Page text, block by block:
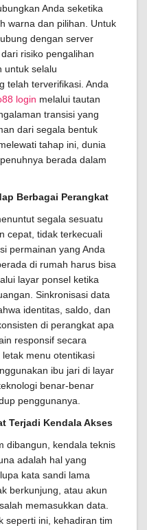
Anda seketika
warna dan pilihan. Untuk
dengan server
risiko pengalihan
untuk selalu
telah terverifikasi. Anda
login melalui tautan
transisi yang
dari segala bentuk
tahap ini, dunia
berada dalam
Berbagai Perangkat
segala sesuatu
cepat, tidak terkecuali
permainan yang Anda
di rumah harus bisa
layar ponsel ketika
Sinkronisasi data
identitas, saldo, dan
di perangkat apa
responsif secara
menu otentikasi
ibu jari di layar
benar-benar
penggunanya.
Terjadi Kendala Akses
dibangun, kendala teknis
adalah hal yang
kata sandi lama
berkunjung, atau akun
memasukkan data.
seperti ini, kehadiran tim